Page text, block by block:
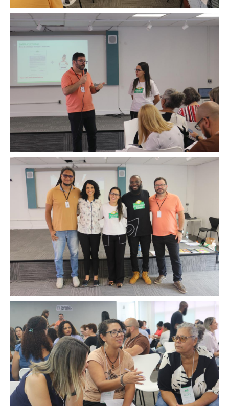
Image
Image
Image